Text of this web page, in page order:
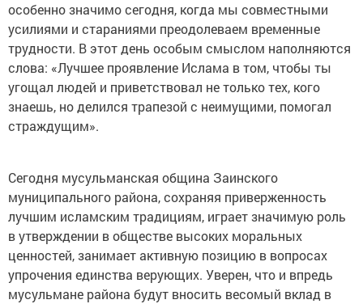
особенно значимо сегодня, когда мы совместными
усилиями и стараниями преодолеваем временные
трудности. В этот день особым смыслом наполняются
слова: «Лучшее проявление Ислама в том, чтобы ты
угощал людей и приветствовал не только тех, кого
знаешь, но делился трапезой с неимущими, помогал
страждущим».
Сегодня мусульманская община Заинского
муниципального района, сохраняя приверженность
лучшим исламским традициям, играет значимую роль
в утверждении в обществе высоких моральных
ценностей, занимает активную позицию в вопросах
упрочения единства верующих. Уверен, что и впредь
мусульмане района будут вносить весомый вклад в